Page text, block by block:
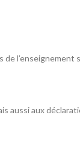
l’enseignement
aussi aux